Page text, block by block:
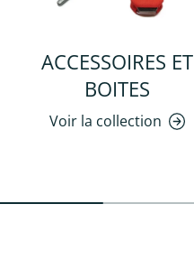
ACCESSOIRES ET
BOITES
Voir la collection